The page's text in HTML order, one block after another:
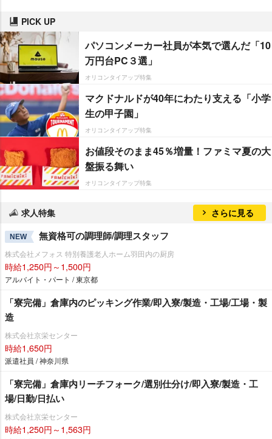
PICK UP
パソコンメーカー社員が本気で選んだ「10
万円台PC３選」
オリコンタイアップ特集
マクドナルドが40年にわたり支える「小学
生の甲子園」
オリコンタイアップ特集
お値段そのまま45％増量！ファミマ夏の大
盤振る舞い
オリコンタイアップ特集
求人特集 さらに見る
NEW 無資格可の調理師/調理スタッフ
株式会社メフォス 特別養護老人ホーム羽田内の厨房
時給1,250円～1,500円
アルバイト・パート / 東京都
「寮完備」倉庫内のピッキング作業/即入寮/製造・工場/工場・製
造
株式会社京栄センター
時給1,650円
派遣社員 / 神奈川県
「寮完備」倉庫内リーチフォーク/選別仕分け/即入寮/製造・工
場/日勤/日払い
株式会社京栄センター
時給1,250円～1,563円